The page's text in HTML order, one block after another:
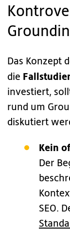
Das Konzept
die
investiert,
rund um
diskutiert
Kein
Der
SEO.